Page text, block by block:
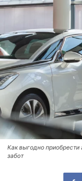
Как выгодно приобрести
забот